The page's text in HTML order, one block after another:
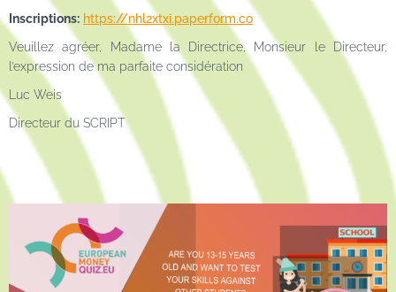
Inscriptions: https://nhl2xtxi.paperform.co
Veuillez agréer, Madame la Directrice, Monsieur le Directeur,
l’expression de ma parfaite considération
Luc Weis
Directeur du SCRIPT